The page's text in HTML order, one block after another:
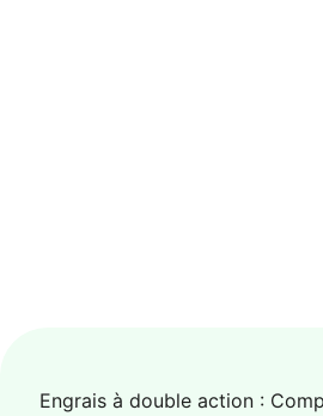
Engrais à double action :